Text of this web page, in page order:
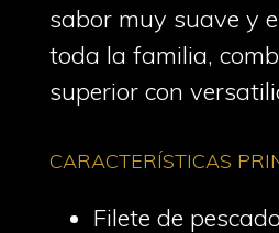
sabor muy suave y
toda la familia,
superior con
CARACTERÍSTICAS
Filete de